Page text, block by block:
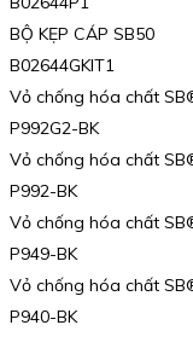
BỘ KẸP CÁP SB50
B02644GKIT1
Vỏ chống hóa chất
P992G2-BK
Vỏ chống hóa chất
P992-BK
Vỏ chống hóa chất
P949-BK
Vỏ chống hóa chất
P940-BK